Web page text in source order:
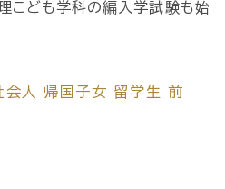
こども学科の編入学試験も始
会人 帰国子女 留学生 前